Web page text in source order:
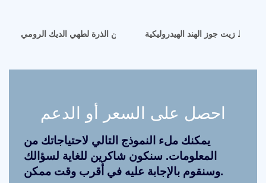
آلة تكرير زيت جنين الذرة لطهي الديك الرومي
احصل على السعر أو الدعم
يمكنك ملء النموذج التالي لاحتياجاتك من
المعلومات. سنكون شاكرين للغاية لسؤالك
وسنقوم بالإجابة عليه في أقرب وقت ممكن.